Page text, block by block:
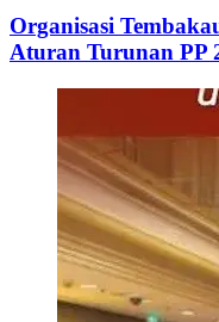
Organisasi
Aturan Turunan PP